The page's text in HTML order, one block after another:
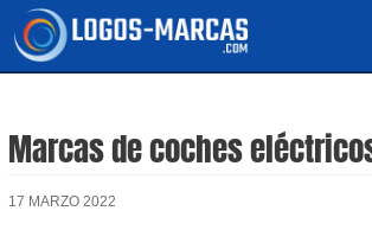
Marcas de coches
17 MARZO 2022